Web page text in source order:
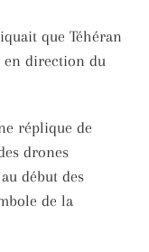
que Téhéran
en direction du
réplique de
drones
début des
de la